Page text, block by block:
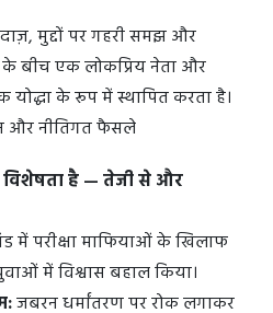
मुद्दों पर गहरी समझ और
बीच एक लोकप्रिय नेता और
के रूप में स्थापित करता है।
और नीतिगत फैसले
विशेषता है — तेजी से और
में परीक्षा माफियाओं के खिलाफ
में विश्वास बहाल किया।
जबरन धर्मांतरण पर रोक लगाकर